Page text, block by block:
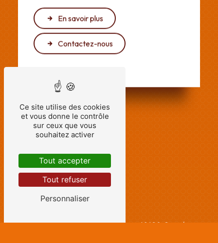
En savoir plus
Contactez-nous
10 Rue du Fief de la Couture 16130 Genté
Ce site utilise des cookies
et vous donne le contrôle
sur ceux que vous
souhaitez activer
Tout accepter
Tout refuser
Personnaliser